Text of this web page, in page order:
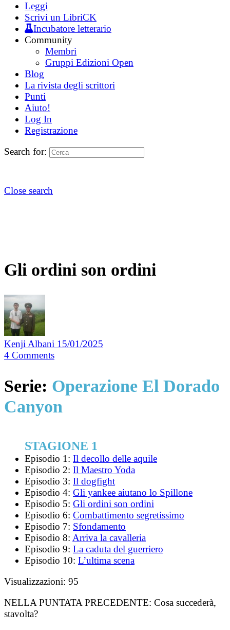
Leggi
Scrivi un LibriCK
Incubatore letterario
Community
Membri
Gruppi Edizioni Open
Blog
La rivista degli scrittori
Punti
Aiuto!
Log In
Registrazione
Search for:
Close search
Gli ordini son ordini
Kenji Albani 15/01/2025
4 Comments
Serie: Operazione El Dorado
Canyon
STAGIONE 1
Episodio 1: Il decollo delle aquile
Episodio 2: Il Maestro Yoda
Episodio 3: Il dogfight
Episodio 4: Gli yankee aiutano lo Spillone
Episodio 5: Gli ordini son ordini
Episodio 6: Combattimento segretissimo
Episodio 7: Sfondamento
Episodio 8: Arriva la cavalleria
Episodio 9: La caduta del guerriero
Episodio 10: L’ultima scena
Visualizzazioni: 95
NELLA PUNTATA PRECEDENTE: Cosa succederà,
stavolta?